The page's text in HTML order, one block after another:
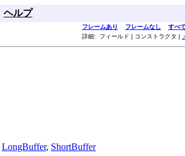
ヘルプ
フレームあり フレームなし
すべ
詳細: フィールド | コンストラクタ |
LongBuffer, ShortBuffer